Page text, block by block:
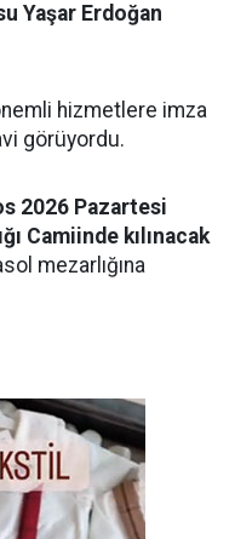
Yaşar Erdoğan
hizmetlere imza
görüyordu.
2026 Pazartesi
Camiinde kılınacak
mezarlığına